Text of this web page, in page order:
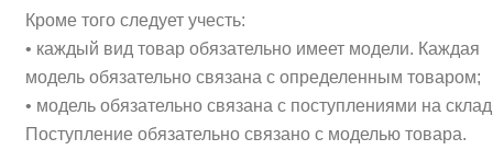
Кроме того следует учесть:
• каждый вид товар обязательно имеет модели. Каждая
модель обязательно связана с определенным товаром;
• модель обязательно связана с поступлениями на
Поступление обязательно связано с моделью товара.